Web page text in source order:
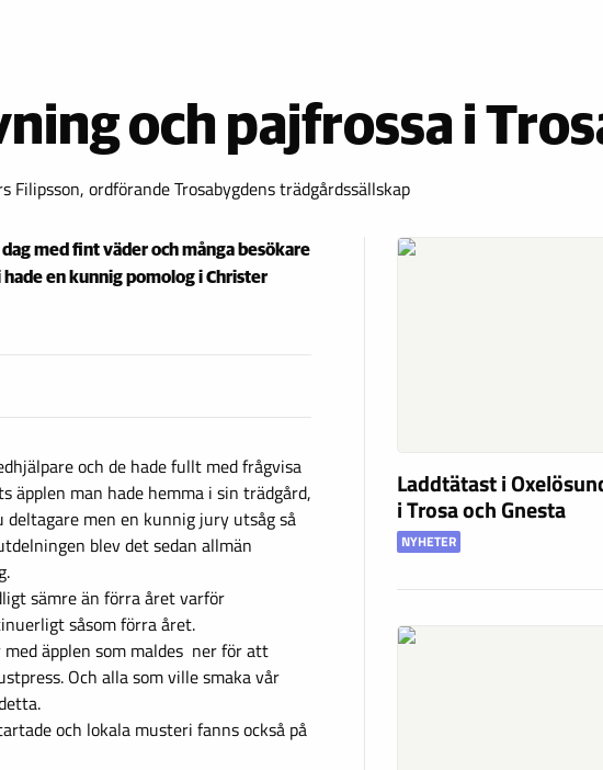
och pajfrossa i
Filipsson, ordförande Trosabygdens trädgårdssällskap
med fint väder och många besökare
en kunnig pomolog i Christer
och de hade fullt med frågvisa
äpplen man hade hemma i sin trädgård,
men en kunnig jury utsåg så
blev det sedan allmän
sämre än förra året varför
såsom förra året.
äpplen som maldes ner för att
Och alla som ville smaka vår
och lokala musteri fanns också på
Laddtätast i
i Trosa och Gnesta
NYHETER